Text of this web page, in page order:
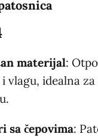
materijal:
vlagu, idealna
sa čepovima: